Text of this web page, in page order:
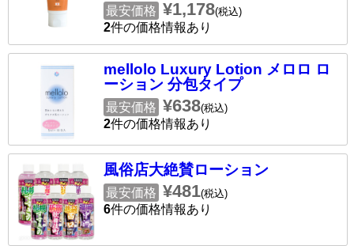
最安価格 ¥1,178(税込)
2件の価格情報あり
mellolo Luxury Lotion メロロ ロ
ーション 分包タイプ
最安価格 ¥638(税込)
2件の価格情報あり
風俗店大絶賛ローション
最安価格 ¥481(税込)
6件の価格情報あり